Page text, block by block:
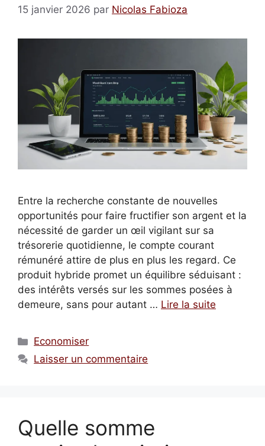
15 janvier 2026 par Nicolas Fabioza
Entre la recherche constante de nouvelles
opportunités pour faire fructifier son argent et la
nécessité de garder un œil vigilant sur sa
trésorerie quotidienne, le compte courant
rémunéré attire de plus en plus les regard. Ce
produit hybride promet un équilibre séduisant :
des intérêts versés sur les sommes posées à
demeure, sans pour autant … Lire la suite
Catégories
Economiser
Laisser un commentaire
Quelle somme